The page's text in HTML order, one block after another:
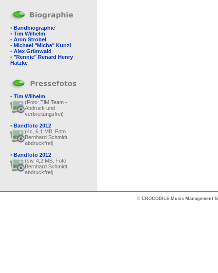
• Bandbiographie
• Tim Wilhelm
• Aron Strobel
• Michael "Micha" Kunzi
• Alex Grünwald
• "Rennie" Renard Henry
Hatzke
• Tim Wilhelm
(Foto: TiM Team -
Abdruck und
verbreitungsfrei)
• Bandfoto 2012
(4c, 6,1 MB, Foto
Bernhard Schmidt
abdruckfrei)
• Bandfoto 2012
(sw, 4,2 MB, Foto
Bernhard Schmidt
abdruckfrei)
© CROCODILE Music Management